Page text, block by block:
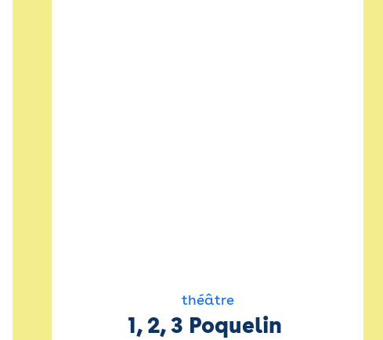
théâtre
1, 2, 3 Poquelin